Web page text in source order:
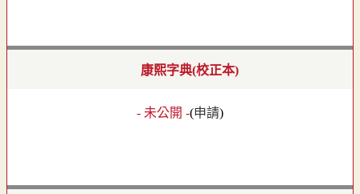
康熙字典(校正本)
- 未公開 -(申請)